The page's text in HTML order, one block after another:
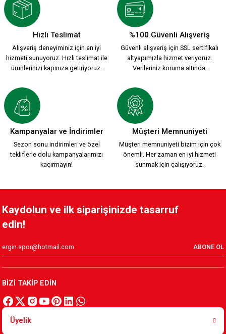
800,00 TL
YENİ SEZON 2026/2027 HUMMEL FUNCTIONAL POLO T-
2.000,00 TL
YENİ SEZON 2026/2027 HUMMEL TRANING T-SHIRT S.
1.500,00 TL
KAFSİNKAF 1912 T-SHIRT S.
800,00 TL
Hızlı Teslimat
Alışveriş deneyiminiz için en iyi
hizmeti sunuyoruz. Hızlı teslimat ile
ürünlerinizi kapınıza getiriyoruz.
%100 Güvenli Alışveriş
Güvenli alışveriş için SSL sertifikalı
altyapımızla hizmet veriyoruz.
Verileriniz koruma altında.
Kampanyalar ve İndirimler
Sezon sonu indirimleri ve özel
tekliflerle dolu kampanyalarımızı
kaçırmayın!
Müşteri Memnuniyeti
Müşteri memnuniyeti bizim için çok
önemli. Her zaman en iyi hizmeti
sunmak için çalışıyoruz.
Kaydolun ve ilk siparişinizde tasarruf
edin!
ABONE OL
BİZİ TAKİP EDİN
Üyelik